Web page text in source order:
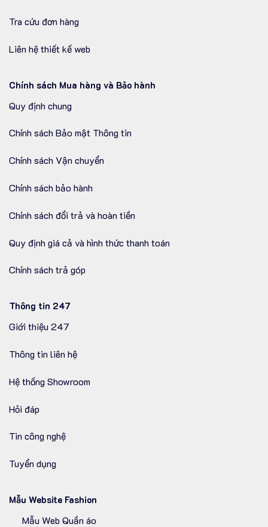
Tra cứu đơn hàng
Liên hệ thiết kế web
Chính sách Mua hàng và Bảo hành
Quy định chung
Chính sách Bảo mật Thông tin
Chính sách Vận chuyển
Chính sách bảo hành
Chính sách đổi trả và hoàn tiền
Quy định giá cả và hình thức thanh toán
Chính sách trả góp
Thông tin 247
Giới thiệu 247
Thông tin liên hệ
Hệ thống Showroom
Hỏi đáp
Tin công nghệ
Tuyển dụng
Mẫu Website Fashion
Mẫu Web Quần áo